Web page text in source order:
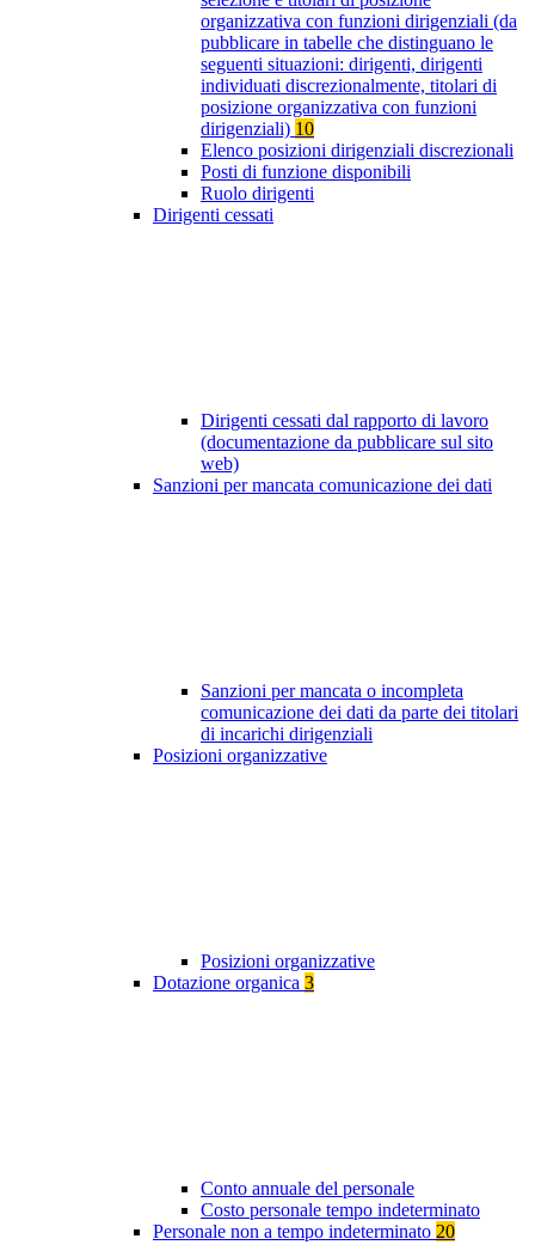
organizzativa con funzioni dirigenziali (da
pubblicare in tabelle che distinguano le
seguenti situazioni: dirigenti, dirigenti
individuati discrezionalmente, titolari di
posizione organizzativa con funzioni
dirigenziali) 10
Elenco posizioni dirigenziali discrezionali
Posti di funzione disponibili
Ruolo dirigenti
Dirigenti cessati
Dirigenti cessati dal rapporto di lavoro
(documentazione da pubblicare sul sito
web)
Sanzioni per mancata comunicazione dei dati
Sanzioni per mancata o incompleta
comunicazione dei dati da parte dei titolari
di incarichi dirigenziali
Posizioni organizzative
Posizioni organizzative
Dotazione organica 3
Conto annuale del personale
Costo personale tempo indeterminato
Personale non a tempo indeterminato 20